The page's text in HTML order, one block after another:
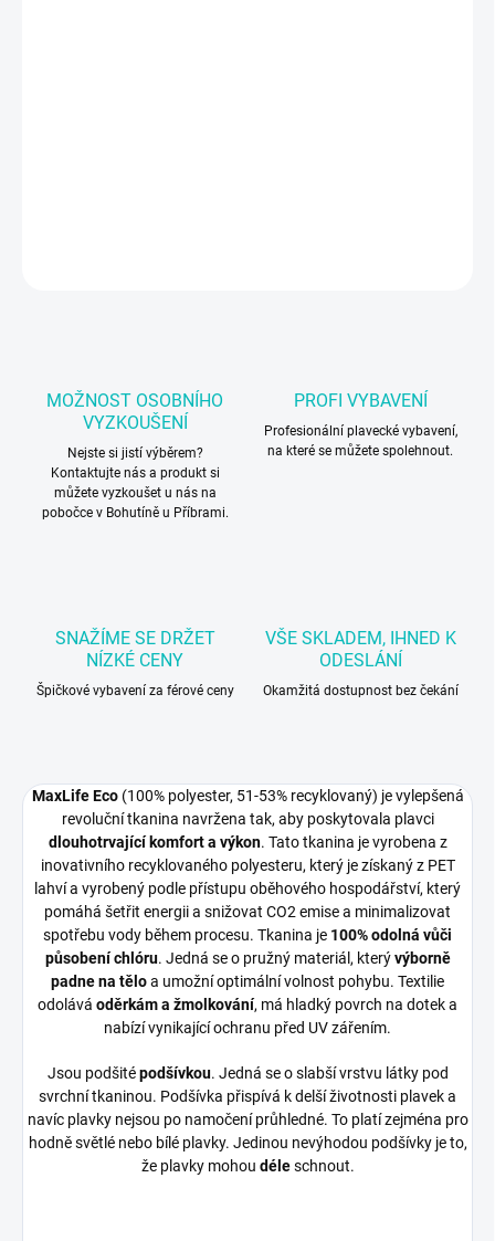
MOŽNOST OSOBNÍHO
VYZKOUŠENÍ
Nejste si jistí výběrem?
Kontaktujte nás a produkt si
můžete vyzkoušet u nás na
pobočce v Bohutíně u Příbrami.
PROFI VYBAVENÍ
Profesionální plavecké vybavení,
na které se můžete spolehnout.
SNAŽÍME SE DRŽET
NÍZKÉ CENY
Špičkové vybavení za férové ceny
VŠE SKLADEM, IHNED K
ODESLÁNÍ
Okamžitá dostupnost bez čekání
MaxLife Eco(100% polyester, 51-53% recyklovaný) je vylepšená
revoluční tkanina navržena tak, aby poskytovala plavci
dlouhotrvající komfort a výkon. Tato tkanina je vyrobena z
inovativního recyklovaného polyesteru, který je získaný z PET
lahví a vyrobený podle přístupu oběhového hospodářství, který
pomáhá šetřit energii a snižovat CO2 emise a minimalizovat
spotřebu vody během procesu. Tkanina je 100% odolná vůči
působení chlóru. Jedná se o pružný materiál, kterývýborně
padne na těloa umožní optimální volnost pohybu. Textilie
odolává oděrkám a žmolkování, má hladký povrch na dotek a
nabízí vynikající ochranu před UV zářením.
Jsou podšitépodšívkou. Jedná se o slabší vrstvu látky pod
svrchní tkaninou. Podšívka přispívá k delší životnosti plavek a
navíc plavky nejsou po namočení průhledné. To platí zejména pro
hodně světlé nebo bílé plavky. Jedinou nevýhodou podšívky je to,
že plavky mohou déleschnout.